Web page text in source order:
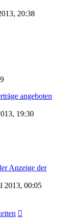
20:38
angeboten
19:30
Anzeige der
2013, 00:05